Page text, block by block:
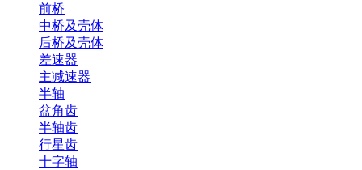
前桥
中桥及壳体
后桥及壳体
差速器
主减速器
半轴
盆角齿
半轴齿
行星齿
十字轴